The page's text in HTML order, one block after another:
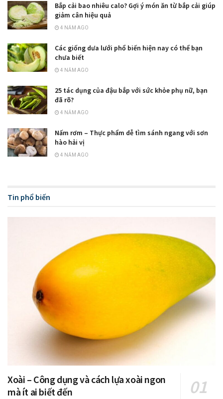
Bắp cải bao nhiêu calo? Gợi ý món ăn từ bắp cải giúp
giảm cân hiệu quả
4 NĂM AGO
Các giống dưa lưới phổ biến hiện nay có thể bạn
chưa biết
4 NĂM AGO
25 tác dụng của đậu bắp với sức khỏe phụ nữ, bạn
đã rõ?
4 NĂM AGO
Nấm rơm – Thực phẩm dễ tìm sánh ngang với sơn
hào hải vị
4 NĂM AGO
Tin phổ biến
Xoài – Công dụng và cách lựa xoài ngon
mà ít ai biết đến